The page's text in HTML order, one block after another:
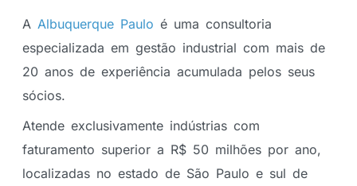
A Albuquerque Paulo é uma consultoria
especializada em gestão industrial com mais de
20 anos de experiência acumulada pelos seus
sócios.
Atende exclusivamente indústrias com
faturamento superior a R$ 50 milhões por ano,
localizadas no estado de São Paulo e sul de